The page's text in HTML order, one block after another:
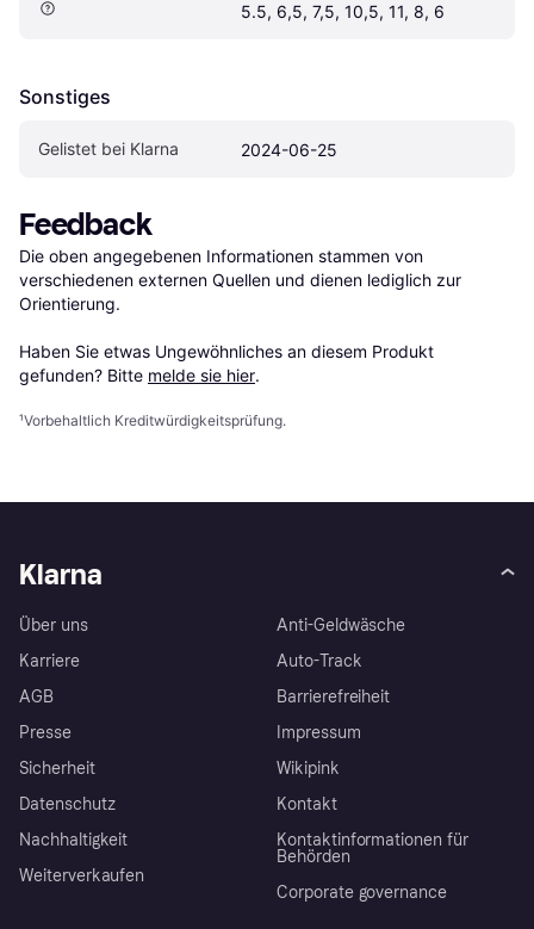
5.5, 6,5, 7,5, 10,5, 11, 8, 6
Sonstiges
Gelistet bei Klarna 2024-06-25
Feedback
Die oben angegebenen Informationen stammen von
verschiedenen externen Quellen und dienen lediglich zur
Orientierung.
Haben Sie etwas Ungewöhnliches an diesem Produkt
gefunden? Bitte melde sie hier.
¹Vorbehaltlich Kreditwürdigkeitsprüfung.
Klarna
Über uns
Karriere
AGB
Presse
Sicherheit
Datenschutz
Nachhaltigkeit
Weiterverkaufen
Anti-Geldwäsche
Auto-Track
Barrierefreiheit
Impressum
Wikipink
Kontakt
Kontaktinformationen für
Behörden
Corporate governance